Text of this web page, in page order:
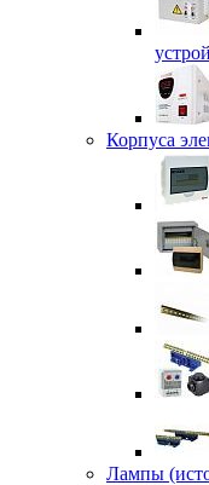
Корпуса
Лампы